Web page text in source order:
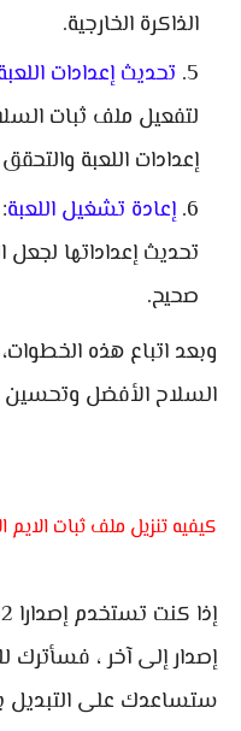
الذاكرة الخارجية.
تحديث إعدادات
لتفعيل ملف ثبات
إعدادات اللعبة
إعادة تشغيل اللعبة
تحديث إعداداتها
صحيح.
وبعد اتباع هذه
السلاح الأفضل
كيفيه تنزيل ملف ثبات الايم
إصدار إلى آخر ، فسأترك
ستساعدك على التبديل